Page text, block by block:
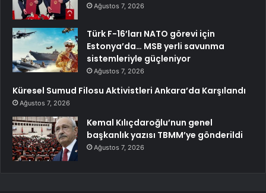
Ağustos 7, 2026
Türk F-16’ları NATO görevi için
Estonya’da… MSB yerli savunma
sistemleriyle güçleniyor
Ağustos 7, 2026
Küresel Sumud Filosu Aktivistleri Ankara’da Karşılandı
Ağustos 7, 2026
Kemal Kılıçdaroğlu’nun genel
başkanlık yazısı TBMM’ye gönderildi
Ağustos 7, 2026